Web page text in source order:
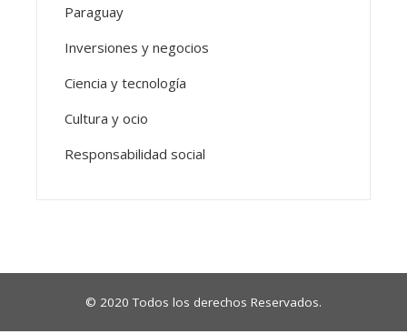
Paraguay
Inversiones y negocios
Ciencia y tecnología
Cultura y ocio
Responsabilidad social
© 2020 Todos los derechos Reservados.